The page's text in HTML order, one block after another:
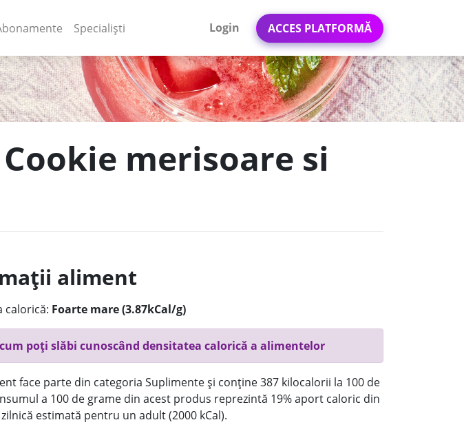
Specialiști Login ACCES PLATFORMĂ
merisoare si
aliment
calorică: Foarte mare (3.87kCal/g)
poți slăbi cunoscând densitatea calorică a alimentelor
face parte din categoria Suplimente și conține 387 kilocalorii la 100 de
a 100 de grame din acest produs reprezintă 19% aport caloric din
estimată pentru un adult (2000 kCal).